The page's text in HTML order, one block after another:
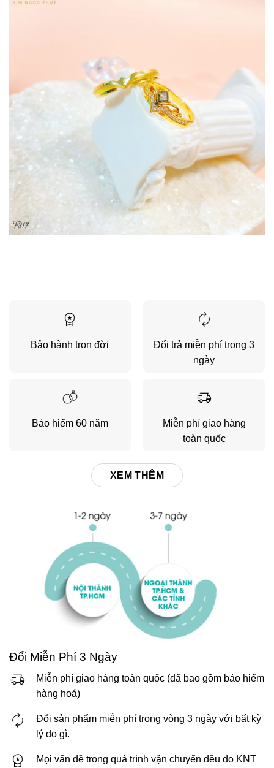
Bảo hành trọn đời
Đổi trả miễn phí trong 3
ngày
Bảo hiểm 60 năm
Miễn phí giao hàng
toàn quốc
XEM THÊM
Đổi Miễn Phí 3 Ngày
Miễn phí giao hàng toàn quốc (đã bao gồm bảo hiểm
hàng hoá)
Đổi sản phẩm miễn phí trong vòng 3 ngày với bất kỳ
lý do gì.
Mọi vấn đề trong quá trình vận chuyển đều do KNT